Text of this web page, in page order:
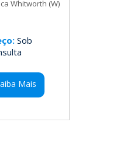
Whitworth (W)
Sob
Mais